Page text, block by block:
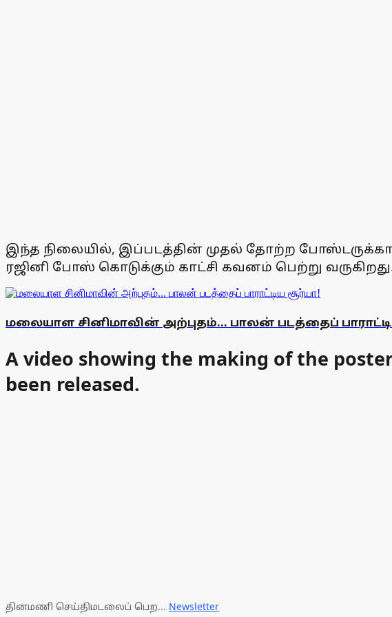
இந்த நிலையில், இப்படத்தின் முதல் தோற்ற
ரஜினி போஸ் கொடுக்கும் காட்சி கவனம் பெற்று
மலையாள சினிமாவின் அற்புதம்... பாலன் படத்தைப்
A video showing the making of the
been released.
தினமணி செய்திமடலைப் பெற... Newsletter